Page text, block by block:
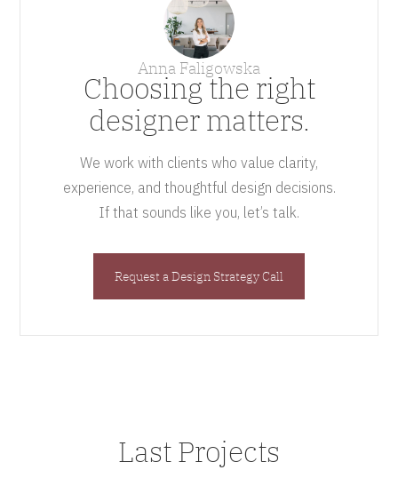
Anna Faligowska
Choosing the right
designer matters.
We work with clients who value clarity,
experience, and thoughtful design decisions.
If that sounds like you, let’s talk.
Request a Design Strategy Call
Last Projects